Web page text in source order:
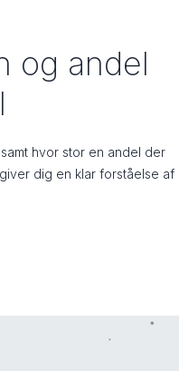
og andel
hvor stor en andel der
dig en klar forståelse af